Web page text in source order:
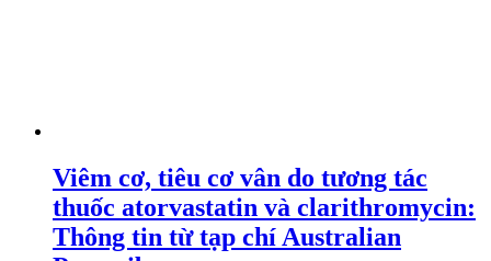
Viêm cơ, tiêu cơ vân do tương tác
thuốc atorvastatin và clarithromycin:
Thông tin từ tạp chí Australian